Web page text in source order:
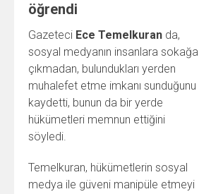
öğrendi
Gazeteci Ece Temelkuran da,
sosyal medyanın insanlara sokağa
çıkmadan, bulundukları yerden
muhalefet etme imkanı sunduğunu
kaydetti, bunun da bir yerde
hükümetleri memnun ettiğini
söyledi.
Temelkuran, hükümetlerin sosyal
medya ile güveni manipüle etmeyi